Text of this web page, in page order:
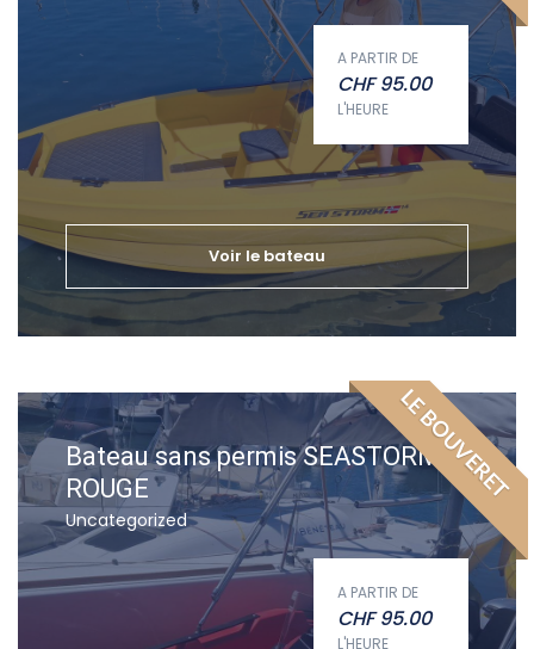
A PARTIR DE
CHF95.00
L'HEURE
Voir le bateau
LE BOUVERET
Bateau sans permis SEASTORM
ROUGE
Uncategorized
A PARTIR DE
CHF95.00
L'HEURE